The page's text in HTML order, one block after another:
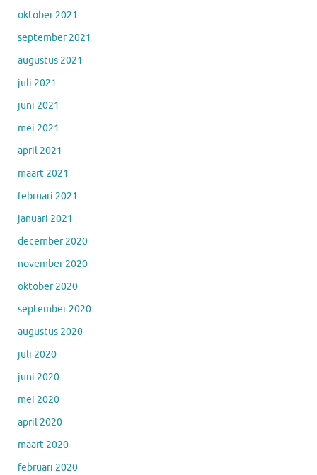
oktober 2021
september 2021
augustus 2021
juli 2021
juni 2021
mei 2021
april 2021
maart 2021
februari 2021
januari 2021
december 2020
november 2020
oktober 2020
september 2020
augustus 2020
juli 2020
juni 2020
mei 2020
april 2020
maart 2020
februari 2020